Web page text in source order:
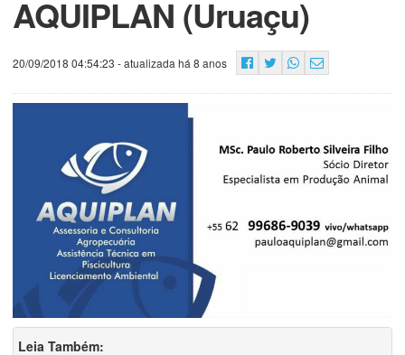
AQUIPLAN (Uruaçu)
20/09/2018 04:54:23 - atualizada há 8 anos
Leia Também: